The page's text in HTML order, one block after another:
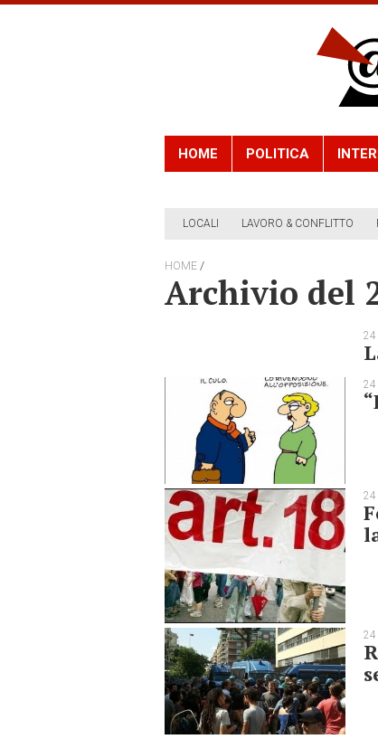
HOME POLITICA
LOCALI LAVORO & CONFLITTO
HOME /
Archivio del
24
24
24
24